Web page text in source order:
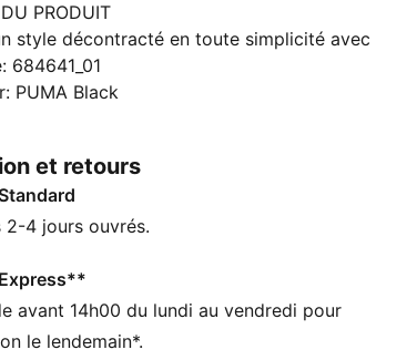
PRODUIT
style décontracté en toute simplicité avec
capuche PUMA au look vintage. Doté d'un
en caoutchouc, d'un fini délavé et
réglable, il est parfait pour les sorties
Laisse-toi porter par la vibe et captive
+ AVANTAGES
: 684641_01
: PUMA Black
et retours
2-4 jours ouvrés.
avant 14h00 du lundi au vendredi pour
le lendemain*.